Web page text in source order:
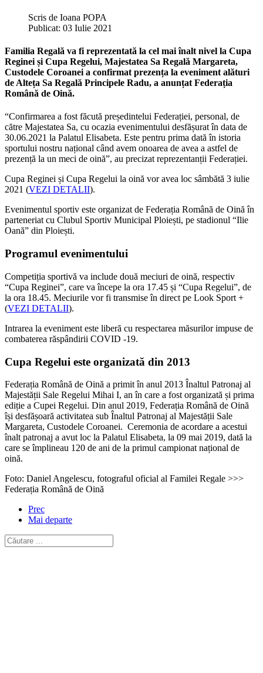
Scris de Ioana POPA
Publicat: 03 Iulie 2021
Familia Regală va fi reprezentată la cel mai înalt nivel la Cupa
Reginei și Cupa Regelui, Majestatea Sa Regală Margareta,
Custodele Coroanei a confirmat prezența la eveniment alături
de Alteța Sa Regală Principele Radu, a anunțat Federația
Română de Oină.
“Confirmarea a fost făcută președintelui Federației, personal, de
către Majestatea Sa, cu ocazia evenimentului desfășurat în data de
30.06.2021 la Palatul Elisabeta. Este pentru prima dată în istoria
sportului nostru național când avem onoarea de avea a astfel de
prezență la un meci de oină”, au precizat reprezentanții Federației.
Cupa Reginei și Cupa Regelui la oină vor avea loc sâmbătă 3 iulie
2021 (VEZI DETALII).
Evenimentul sportiv este organizat de Federația Română de Oină în
parteneriat cu Clubul Sportiv Municipal Ploiești, pe stadionul “Ilie
Oană” din Ploiești.
Programul evenimentului
Competiția sportivă va include două meciuri de oină, respectiv
“Cupa Reginei”, care va începe la ora 17.45 și “Cupa Regelui”, de
la ora 18.45. Meciurile vor fi transmise în direct pe Look Sport +
(VEZI DETALII).
Intrarea la eveniment este liberă cu respectarea măsurilor impuse de
combaterea răspândirii COVID -19.
Cupa Regelui este organizată din 2013
Federația Română de Oină a primit în anul 2013 Înaltul Patronaj al
Majestății Sale Regelui Mihai I, an în care a fost organizată și prima
ediție a Cupei Regelui. Din anul 2019, Federația Română de Oină
își desfășoară activitatea sub Înaltul Patronaj al Majestății Sale
Margareta, Custodele Coroanei. Ceremonia de acordare a acestui
înalt patronaj a avut loc la Palatul Elisabeta, la 09 mai 2019, dată la
care se împlineau 120 de ani de la primul campionat național de
oină.
Foto: Daniel Angelescu, fotograful oficial al Familei Regale >>>
Federația Română de Oină
Prec
Mai departe